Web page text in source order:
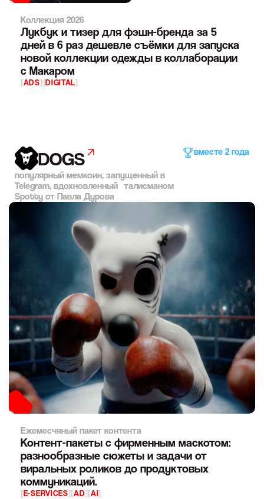
Коллекция 2026
Лукбук и тизер для фэшн-бренда за 5
дней в 6 раз дешевле съёмки для запуска
новой коллекции одежды в коллаборации
с Макаром
[ADS][DIGITAL]
DOGS
популярный мемкоин, запущенный в
Telegram, вдохновленный талисманом
Spotty от Павла Дурова
вместе 2 года
Ежемесчяный пакет контента
Контент-пакеты с фирменным маскотом:
разнообразные сюжеты и задачи от
виральных роликов до продуктовых
коммуникаций.
[E-SERVICES][AD][AI]